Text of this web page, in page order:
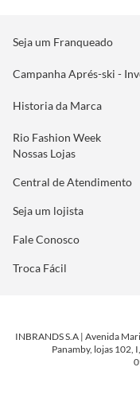
Seja um Franqueado
Campanha Aprés-ski -
Historia da Marca
Rio Fashion Week
Nossas Lojas
Central de Atendimento
Seja um lojista
Fale Conosco
Troca Fácil
INBRANDS S.A | Avenida
Panamby, lojas 102,